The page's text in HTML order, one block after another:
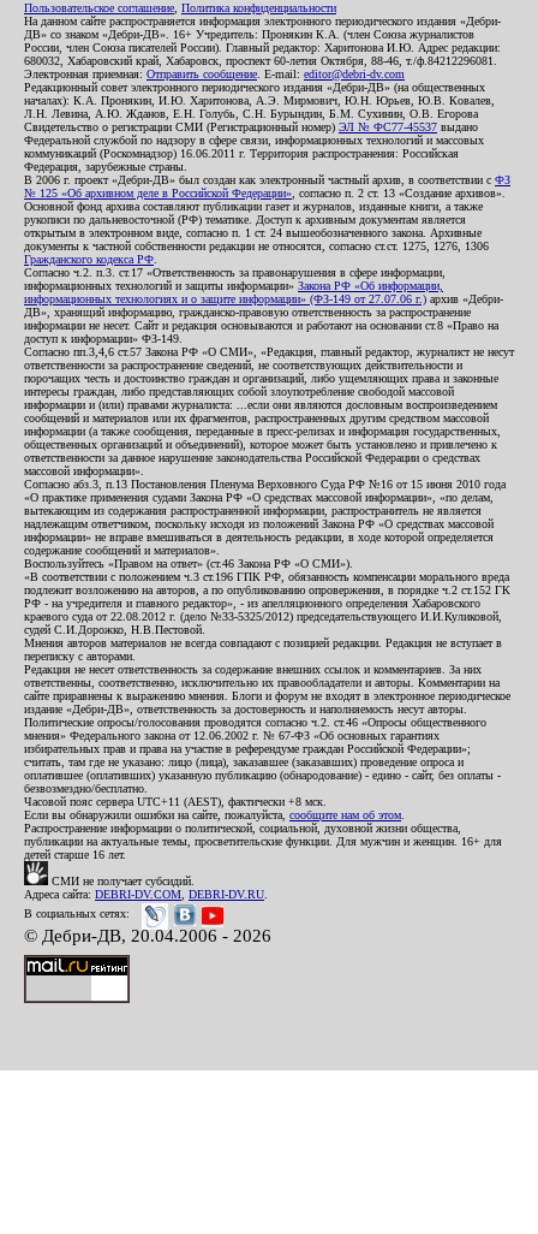
Пользовательское соглашение Политика конфиденциальности
На данном сайте распространяется информация электронного периодического издания «Дебри-
ДВ» со знаком «Дебри-ДВ». 16+ Учредитель: Пронякин К.А. (член Союза журналистов
России, член Союза писателей России). Главный редактор: Харитонова И.Ю. Адрес редакции:
680032, Хабаровский край, Хабаровск, проспект 60-летия Октября, 88-46, т./ф.84212296081.
Электронная приемная: Отправить сообщение . E-mail: editor@debri-dv.com
Редакционный совет электронного периодического издания «Дебри-ДВ» (на общественных
началах): К.А. Пронякин, И.Ю. Харитонова, А.Э. Мирмович, Ю.Н. Юрьев, Ю.В. Ковалев,
Л.Н. Левина, А.Ю. Жданов, Е.Н. Голубь, С.Н. Бурындин, Б.М. Сухинин, О.В. Егорова
Свидетельство о регистрации СМИ (Регистрационный номер) ЭЛ № ФС77-45537 выдано
Федеральной службой по надзору в сфере связи, информационных технологий и массовых
коммуникаций (Роскомнадзор) 16.06.2011 г. Территория распространения: Российская
Федерация, зарубежные страны.
В 2006 г. проект «Дебри-ДВ» был создан как электронный частный архив, в соответствии с ФЗ
№ 125 «Об архивном деле в Российской Федерации» , согласно п. 2 ст. 13 «Создание архивов».
Основной фонд архива составляют публикации газет и журналов, изданные книги, а также
рукописи по дальневосточной (РФ) тематике. Доступ к архивным документам является
открытым в электронном виде, согласно п. 1 ст. 24 вышеобозначенного закона. Архивные
документы к частной собственности редакции не относятся, согласно ст.ст. 1275, 1276, 1306
Гражданского кодекса РФ
Согласно ч.2. п.3. ст.17 «Ответственность за правонарушения в сфере информации,
информационных технологий и защиты информации» Закона РФ «Об информации,
информационных технологиях и о защите информации» (ФЗ-149 от 27.07.06 г.) архив «Дебри-
ДВ», хранящий информацию, гражданско-правовую ответственность за распространение
информации не несет. Сайт и редакция основываются и работают на основании ст.8 «Право на
доступ к информации» ФЗ-149.
Согласно пп.3,4,6 ст.57 Закона РФ «О СМИ», «Редакция, главный редактор, журналист не несут
ответственности за распространение сведений, не соответствующих действительности и
порочащих честь и достоинство граждан и организаций, либо ущемляющих права и законные
интересы граждан, либо представляющих собой злоупотребление свободой массовой
информации и (или) правами журналиста: ...если они являются дословным воспроизведением
сообщений и материалов или их фрагментов, распространенных другим средством массовой
информации (а также сообщения, переданные в пресс-релизах и информация государственных,
общественных организаций и объединений), которое может быть установлено и привлечено к
ответственности за данное нарушение законодательства Российской Федерации о средствах
массовой информации».
Согласно абз.3, п.13 Постановления Пленума Верховного Суда РФ №16 от 15 июня 2010 года
«О практике применения судами Закона РФ «О средствах массовой информации», «по делам,
вытекающим из содержания распространенной информации, распространитель не является
надлежащим ответчиком, поскольку исходя из положений Закона РФ «О средствах массовой
информации» не вправе вмешиваться в деятельность редакции, в ходе которой определяется
содержание сообщений и материалов».
Воспользуйтесь «Правом на ответ» (ст.46 Закона РФ «О СМИ»).
«В соответствии с положением ч.3 ст.196 ГПК РФ, обязанность компенсации морального вреда
подлежит возложению на авторов, а по опубликованию опровержения, в порядке ч.2 ст.152 ГК
РФ - на учредителя и главного редактор», - из апелляционного определения Хабаровского
краевого суда от 22.08.2012 г. (дело №33-5325/2012) председательствующего И.И.Куликовой,
судей С.И.Дорожко, Н.В.Пестовой.
Мнения авторов материалов не всегда совпадают с позицией редакции. Редакция не вступает в
переписку с авторами.
Редакция не несет ответственность за содержание внешних ссылок и комментариев. За них
ответственны, соответственно, исключительно их правообладатели и авторы. Комментарии на
сайте приравнены к выражению мнения. Блоги и форум не входят в электронное периодическое
издание «Дебри-ДВ», ответственность за достоверность и наполняемость несут авторы.
Политические опросы/голосования проводятся согласно ч.2. ст.46 «Опросы общественного
мнения» Федерального закона от 12.06.2002 г. № 67-ФЗ «Об основных гарантиях
избирательных прав и права на участие в референдуме граждан Российской Федерации»;
считать, там где не указано: лицо (лица), заказавшее (заказавших) проведение опроса и
оплатившее (оплативших) указанную публикацию (обнародование) - едино - сайт, без оплаты -
безвозмездно/бесплатно.
Часовой пояс сервера UTC+11 (AEST), фактически +8 мск.
Если вы обнаружили ошибки на сайте, пожалуйста, сообщите нам об этом
Распространение информации о политической, социальной, духовной жизни общества,
публикации на актуальные темы, просветительские функции. Для мужчин и женщин. 16+ для
детей старше 16 лет.
СМИ не получает субсидий.
Адреса сайта: DEBRI-DV.COM DEBRI-DV.RU
В социальных сетях:
© Дебри-ДВ, 20.04.2006 - 2026